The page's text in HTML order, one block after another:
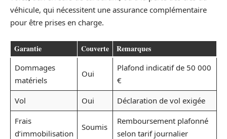
véhicule, qui nécessitent une assurance complémentaire
pour être prises en charge.
Garantie Couverte Remarques
Dommages
matériels
Oui
Plafond indicatif de 50 000
€
Vol
Oui
Déclaration de vol exigée
Frais
d’immobilisation
Soumis
Remboursement plafonné
selon tarif journalier